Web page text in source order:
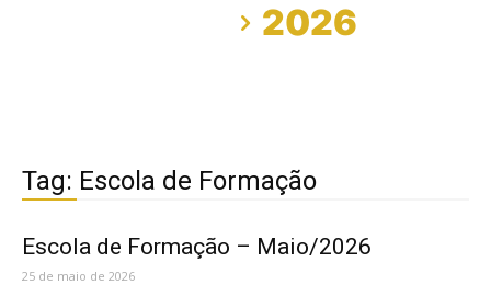
2026
Tag: Escola de Formação
Escola de Formação – Maio/2026
25 de maio de 2026